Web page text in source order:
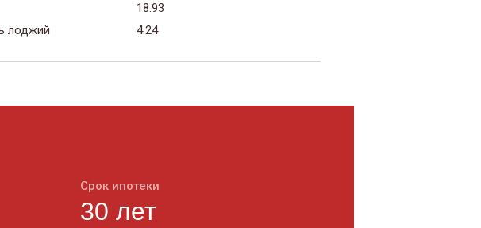
18.93
лоджий
4.24
Срок ипотеки